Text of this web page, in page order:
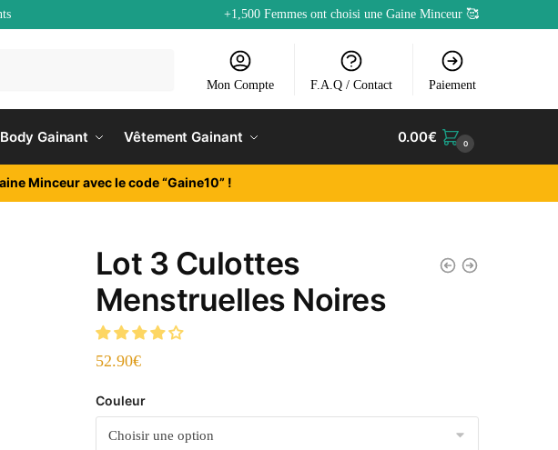
+1,500 Femmes ont choisi une Gaine Minceur 🥰
Mon Compte F.A.Q / Contact Paiement
Body Gainant Vêtement Gainant 0.00€ 0
Minceur avec le code “Gaine10” !
Lot 3 Culottes
Menstruelles Noires
52.90€
Couleur